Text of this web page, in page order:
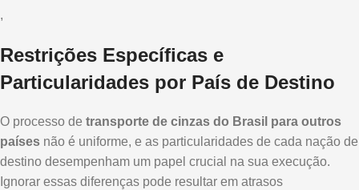
,
Restrições Específicas e
Particularidades por País de Destino
O processo de transporte de cinzas do Brasil para outros
países não é uniforme, e as particularidades de cada nação de
destino desempenham um papel crucial na sua execução.
Ignorar essas diferenças pode resultar em atrasos